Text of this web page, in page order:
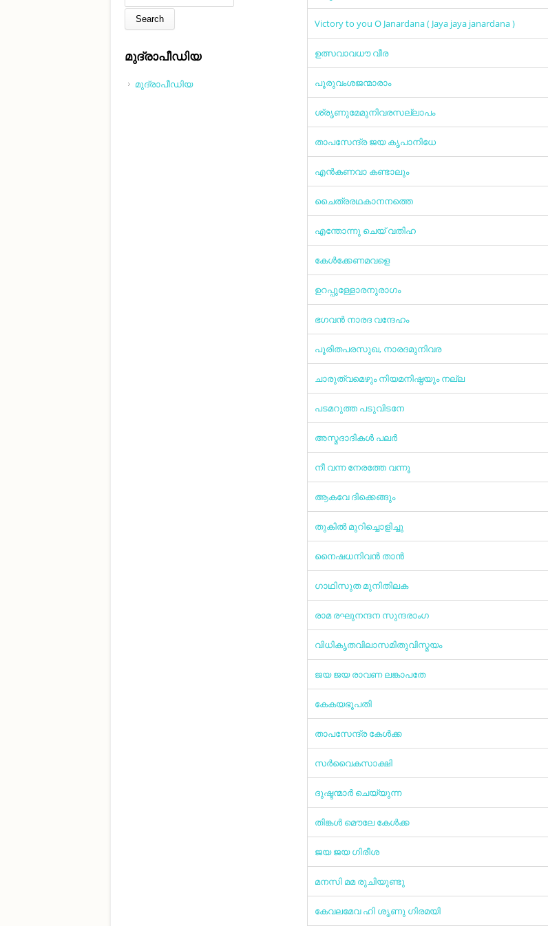
Victory to you O Janardana ( Jaya jaya janardana )
ഉത്സവാവധൗ വീര
പൂരുവംശജന്മാരാം
ശ്രൃണുമേമുനിവരസല്ലാപം
താപസേന്ദ്ര ജയ കൃപാനിധേ
എൻ‌കണവാ കണ്ടാലും
ചൈത്രരഥകാനനത്തെ
എന്തോന്നു ചെയ് വതിഹ
കേൾക്കേണമവളെ
ഉറപ്പുള്ളോരനുരാഗം
ഭഗവന്‍ നാരദ വന്ദേഹം
പൂരിതപരസുഖ, നാരദമുനിവര
ചാരുത്വമെഴും നിയമനിഷ്ഠയും നല്ല
പടമറുത്ത പടുവിടനേ
അസ്മദാദികൾ പലർ
നീ വന്ന നേരത്തേ വന്നൂ
ആകവേ ദിക്കെങ്ങും
തുകിൽ മുറിച്ചൊളിച്ചു
നൈഷധനിവൻ താൻ
ഗാഥിസുത മുനിതിലക
രാമ രഘുനന്ദന സുന്ദരാംഗ
വിധികൃതവിലാസമിതുവിസ്മയം
ജയ ജയ രാവണ ലങ്കാപതേ
കേകയഭൂപതി
താപസേന്ദ്ര കേള്‍ക്ക
സര്‍വൈകസാക്ഷി
ദുഷ്ടന്മാര്‍ ചെയ്യുന്ന
തിങ്കള്‍ മൌലേ കേള്‍ക്ക
ജയ ജയ ഗിരീശ
മനസി മമ രുചിയുണ്ടു
കേവലമേവ ഹി ശൃണു ഗിരമയി
മുദ്രാപീഡിയ
മുദ്രാപീഡിയ